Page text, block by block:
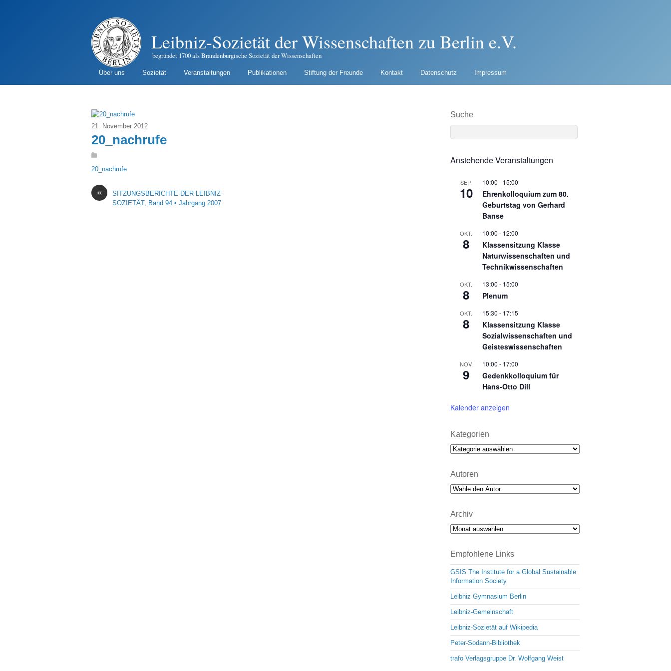
Leibniz-Sozietät der Wissenschaften zu Berlin e.V.
begründet 1700 als Brandenburgische Sozietät der Wissenschaften
Über uns Sozietät Veranstaltungen Publikationen Stiftung der Freunde Kontakt Datenschutz Impressum
21. November 2012
20_nachrufe
20_nachrufe
«
SITZUNGSBERICHTE DER LEIBNIZ-
SOZIETÄT, Band 94 • Jahrgang 2007
Suche
Anstehende Veranstaltungen
SEP.
10
10:00 - 15:00
Ehrenkolloquium zum 80.
Geburtstag von Gerhard
Banse
OKT.
8
10:00 - 12:00
Klassensitzung Klasse
Naturwissenschaften und
Technikwissenschaften
OKT.
8
13:00 - 15:00
Plenum
OKT.
8
15:30 - 17:15
Klassensitzung Klasse
Sozialwissenschaften und
Geisteswissenschaften
NOV.
9
10:00 - 17:00
Gedenkkolloquium für
Hans-Otto Dill
Kalender anzeigen
Kategorien
Kategorien
Autoren
Archiv
Archiv
Empfohlene Links
GSIS The Institute for a Global Sustainable
Information Society
Leibniz Gymnasium Berlin
Leibniz-Gemeinschaft
Leibniz-Sozietät auf Wikipedia
Peter-Sodann-Bibliothek
trafo Verlagsgruppe Dr. Wolfgang Weist